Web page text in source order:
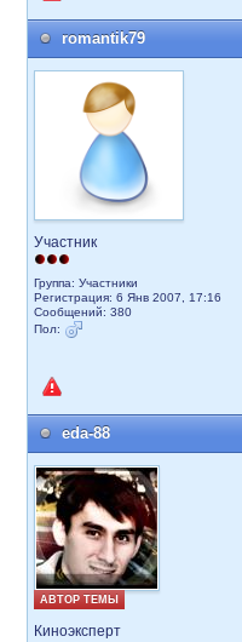
romantik79
Участник
Группа: Участники
Регистрация: 6 Янв 2007, 17:16
Сообщений: 380
Пол:
eda-88
АВТОР ТЕМЫ
Киноэксперт